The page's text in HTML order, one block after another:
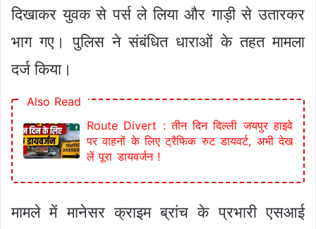
दिखाकर युवक से पर्स ले लिया और गाड़ी से उतारकर
भाग गए। पुलिस ने संबंधित धाराओं के तहत मामला
दर्ज किया।
Also Read
Route Divert : तीन दिन दिल्ली जयपुर हाइवे
पर वाहनों के लिए ट्रैफिक रुट डायवर्ट, अभी देख
लें पूरा डायवर्जन !
मामले में मानेसर क्राइम ब्रांच के प्रभारी एसआई